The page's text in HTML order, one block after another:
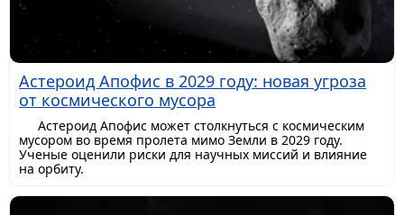
Астероид Апофис в 2029 году: новая угроза
от космического мусора
Астероид Апофис может столкнуться с космическим
мусором во время пролета мимо Земли в 2029 году.
Ученые оценили риски для научных миссий и влияние
на орбиту.